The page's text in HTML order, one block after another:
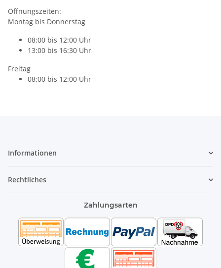
Öffnungszeiten:
Montag bis Donnerstag
08:00 bis 12:00 Uhr
13:00 bis 16:30 Uhr
Freitag
08:00 bis 12:00 Uhr
Informationen
Rechtliches
Zahlungsarten